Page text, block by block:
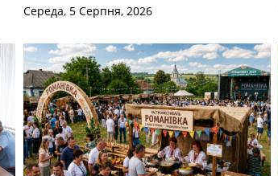
Середа, 5 Серпня, 2026